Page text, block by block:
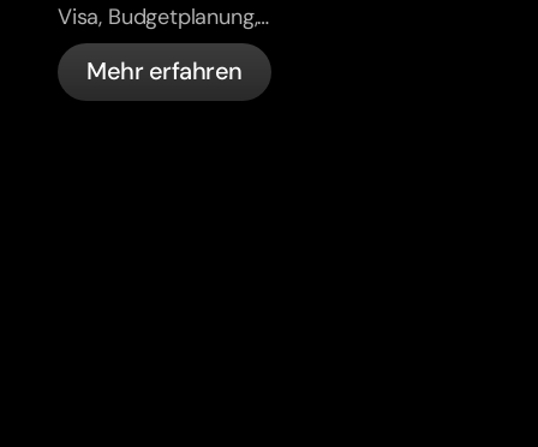
Visa, Budgetplanung,
Krankenversicherung, Steuern,
Führerschein-Regeln und Banking für
Mehr erfahren